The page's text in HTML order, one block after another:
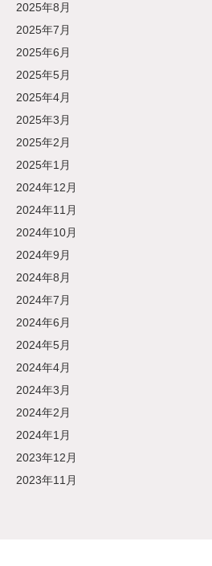
2025年8月
2025年7月
2025年6月
2025年5月
2025年4月
2025年3月
2025年2月
2025年1月
2024年12月
2024年11月
2024年10月
2024年9月
2024年8月
2024年7月
2024年6月
2024年5月
2024年4月
2024年3月
2024年2月
2024年1月
2023年12月
2023年11月